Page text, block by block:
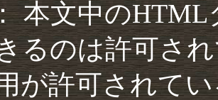
本文中のHTML
るのは許可さ
が許可されて